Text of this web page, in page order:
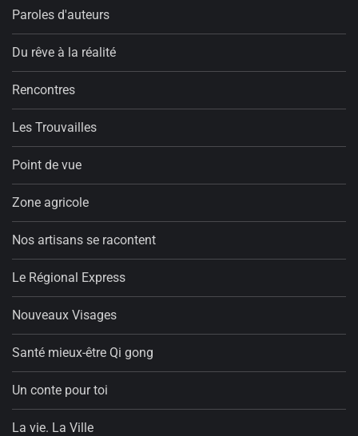
Paroles d'auteurs
Du rêve à la réalité
Rencontres
Les Trouvailles
Point de vue
Zone agricole
Nos artisans se racontent
Le Régional Express
Nouveaux Visages
Santé mieux-être Qi gong
Un conte pour toi
La vie. La Ville